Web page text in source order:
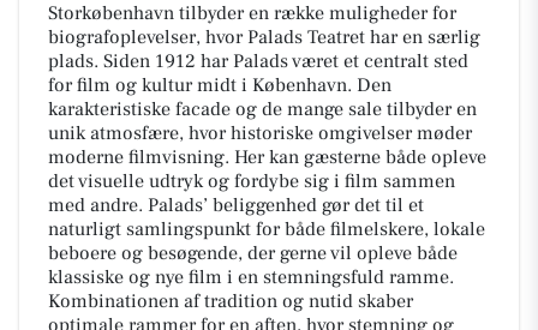
Storkøbenhavn tilbyder en række muligheder for
biografoplevelser, hvor Palads Teatret har en særlig
plads. Siden 1912 har Palads været et centralt sted
for film og kultur midt i København. Den
karakteristiske facade og de mange sale tilbyder en
unik atmosfære, hvor historiske omgivelser møder
moderne filmvisning. Her kan gæsterne både opleve
det visuelle udtryk og fordybe sig i film sammen
med andre. Palads’ beliggenhed gør det til et
naturligt samlingspunkt for både filmelskere, lokale
beboere og besøgende, der gerne vil opleve både
klassiske og nye film i en stemningsfuld ramme.
Kombinationen af tradition og nutid skaber